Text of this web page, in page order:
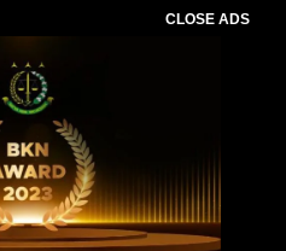
CLOSE ADS